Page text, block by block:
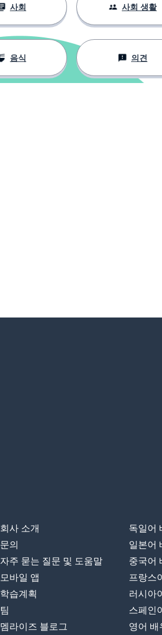
사회 사회 생활
음식 의견
회사 소개
문의
자주 묻는 질문 및 도움말
모바일 앱
학습계획
팀
멤라이즈 블로그
독일어
일본어
중국어
프랑스
러시아
스페인
영어 배